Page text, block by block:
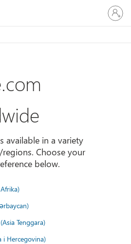
Sign
in
to
account
available in a variety
Choose your
below.
Tenggara)
i Hercegovina)